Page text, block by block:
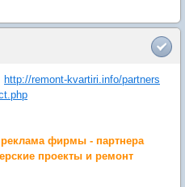
http://remont-kvartiri.info/partners
фирмы - партнера
проекты и ремонт